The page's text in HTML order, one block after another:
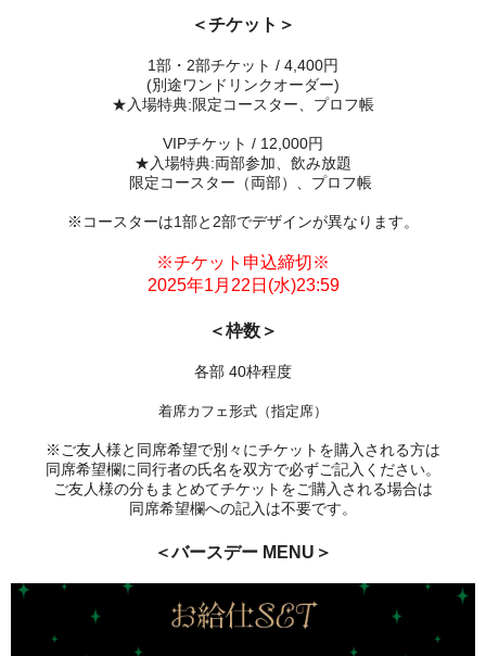
＜チケット＞
1部・2部チケット / 4,400円
(別途ワンドリンクオーダー)
★入場特典:限定コースター、プロフ帳
VIPチケット / 12,000円
★入場特典:両部参加、飲み放題
限定コースター（両部）、プロフ帳
※コースターは1部と2部でデザインが異なります。
※チケット申込締切※
2025年1月22日(水)23:59
＜枠数＞
各部 40枠程度
着席カフェ形式（指定席）
※ご友人様と同席希望で別々にチケットを購入される方は
同席希望欄に同行者の氏名を双方で必ずご記入ください。
ご友人様の分もまとめてチケットをご購入される場合は
同席希望欄への記入は不要です。
＜バースデー MENU＞